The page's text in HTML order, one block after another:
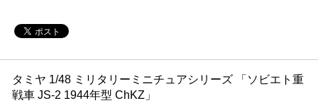
タミヤ 1/48 ミリタリーミニチュアシリーズ 「ソビエト重
戦車 JS-2 1944年型 ChKZ」